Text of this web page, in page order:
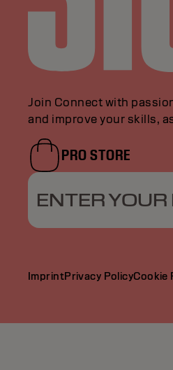
Join Connect with
and improve your skills,
PRO STORE
ENTER YOUR
ImprintPrivacy PolicyCookie